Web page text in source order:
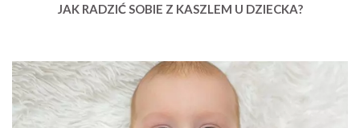
JAK RADZIĆ SOBIE Z KASZLEM U DZIECKA?